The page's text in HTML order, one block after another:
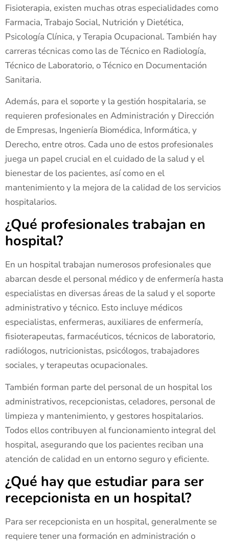
Fisioterapia, existen muchas otras especialidades como
Farmacia, Trabajo Social, Nutrición y Dietética,
Psicología Clínica, y Terapia Ocupacional. También hay
carreras técnicas como las de Técnico en Radiología,
Técnico de Laboratorio, o Técnico en Documentación
Sanitaria.
Además, para el soporte y la gestión hospitalaria, se
requieren profesionales en Administración y Dirección
de Empresas, Ingeniería Biomédica, Informática, y
Derecho, entre otros. Cada uno de estos profesionales
juega un papel crucial en el cuidado de la salud y el
bienestar de los pacientes, así como en el
mantenimiento y la mejora de la calidad de los servicios
hospitalarios.
¿Qué profesionales trabajan en
hospital?
En un hospital trabajan numerosos profesionales que
abarcan desde el personal médico y de enfermería hasta
especialistas en diversas áreas de la salud y el soporte
administrativo y técnico. Esto incluye médicos
especialistas, enfermeras, auxiliares de enfermería,
fisioterapeutas, farmacéuticos, técnicos de laboratorio,
radiólogos, nutricionistas, psicólogos, trabajadores
sociales, y terapeutas ocupacionales.
También forman parte del personal de un hospital los
administrativos, recepcionistas, celadores, personal de
limpieza y mantenimiento, y gestores hospitalarios.
Todos ellos contribuyen al funcionamiento integral del
hospital, asegurando que los pacientes reciban una
atención de calidad en un entorno seguro y eficiente.
¿Qué hay que estudiar para ser
recepcionista en un hospital?
Para ser recepcionista en un hospital, generalmente se
requiere tener una formación en administración o